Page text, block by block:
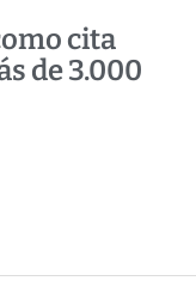
cita
de 3.000